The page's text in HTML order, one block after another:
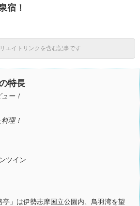
宿！
エイトリンクを含む記事です
特長
ー！
理！
ツイン
亭」は伊勢志摩国立公園内、鳥羽湾を望